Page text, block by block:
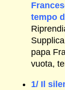
tempo
papa
vuota,
1/ Il